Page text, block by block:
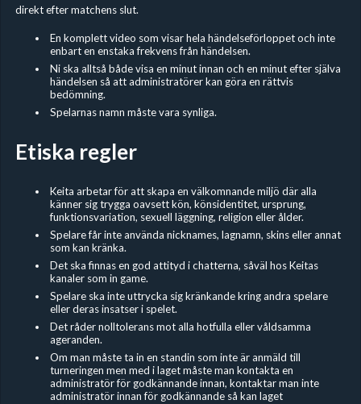
direkt efter matchens slut.
En komplett video som visar hela händelseförloppet och inte
enbart en enstaka frekvens från händelsen.
Ni ska alltså både visa en minut innan och en minut efter själva
händelsen så att administratörer kan göra en rättvis
bedömning.
Spelarnas namn måste vara synliga.
Etiska regler
Keita arbetar för att skapa en välkomnande miljö där alla
känner sig trygga oavsett kön, könsidentitet, ursprung,
funktionsvariation, sexuell läggning, religion eller ålder.
Spelare får inte använda nicknames, lagnamn, skins eller annat
som kan kränka.
Det ska finnas en god attityd i chatterna, såväl hos Keitas
kanaler som in game.
Spelare ska inte uttrycka sig kränkande kring andra spelare
eller deras insatser i spelet.
Det råder nolltolerans mot alla hotfulla eller våldsamma
ageranden.
Om man måste ta in en standin som inte är anmäld till
turneringen men med i laget måste man kontakta en
administratör för godkännande innan, kontaktar man inte
administratör innan för godkännande så kan laget